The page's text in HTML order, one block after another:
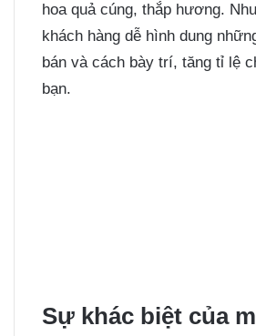
hoa quả cúng, thắp hương.
khách hàng dễ hình dung
bán và cách bày trí, tăng tỉ lệ
bạn.
Sự khác biệt của